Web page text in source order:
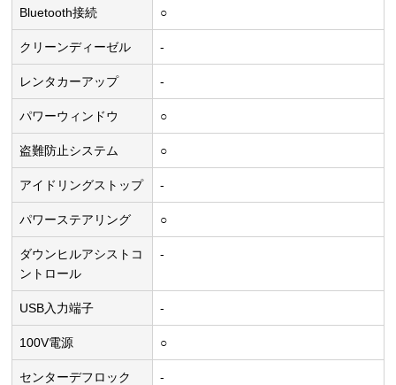
Bluetooth接続 ○
クリーンディーゼル -
レンタカーアップ -
パワーウィンドウ ○
盗難防止システム ○
アイドリングストップ -
パワーステアリング ○
ダウンヒルアシストコ
ントロール
-
USB入力端子 -
100V電源 ○
センターデフロック -